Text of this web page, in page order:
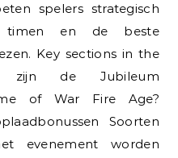
spelers strategisch
timen en de beste
Key sections in the
zijn de Jubileum
of War Fire Age?
Soorten
evenement worden